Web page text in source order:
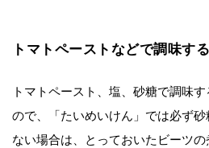
トマトペーストなどで調味する
トマトペースト、塩、砂糖で調味
ので、「たいめいけん」では必ず
ない場合は、とっておいたビーツ